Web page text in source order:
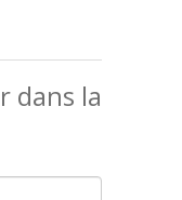
dans la